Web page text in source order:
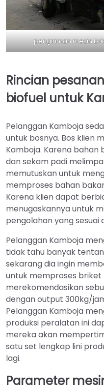
pengiriman mesin
Rincian
biofuel untuk
Pelanggan Kamboja
untuk bosnya. Bos klien
Kamboja. Karena bahan
dan sekam padi
memutuskan untuk
memproses bahan
Karena klien dapat
menugaskannya untuk
pengolahan yang sesuai
Pelanggan Kamboja
tidak tahu banyak
sekarang dia ingin
untuk memproses briket
merekomendasikan
dengan output 300kg/
Pelanggan Kamboja
produksi peralatan ini
mereka akan
satu set lengkap lini
lagi.
Parameter